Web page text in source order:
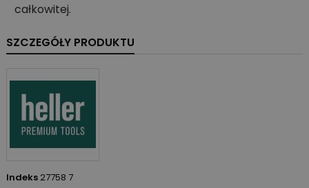
całkowitej.
SZCZEGÓŁY PRODUKTU
Indeks 27758 7